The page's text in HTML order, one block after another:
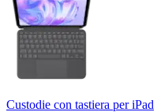
Custodie con tastiera per iPad